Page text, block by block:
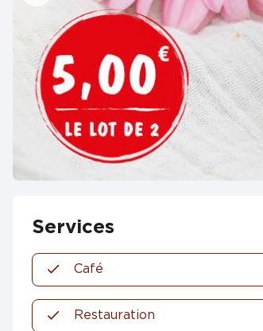
Services
Café
Restauration